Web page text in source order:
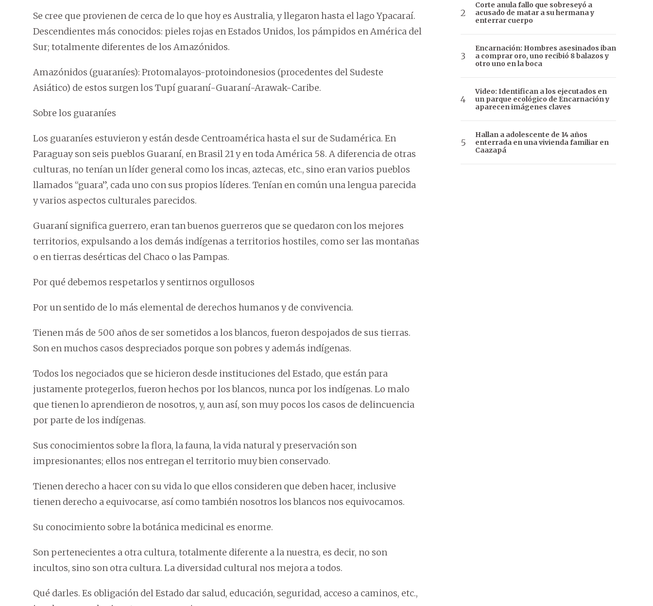
Se cree que provienen de cerca de lo que hoy es Australia, y llegaron hasta el lago Ypacaraí.
Descendientes más conocidos: pieles rojas en Estados Unidos, los pámpidos en América del
Sur; totalmente diferentes de los Amazónidos.
Amazónidos (guaraníes): Protomalayos-protoindonesios (procedentes del Sudeste
Asiático) de estos surgen los Tupí guaraní-Guaraní-Arawak-Caribe.
Sobre los guaraníes
Los guaraníes estuvieron y están desde Centroamérica hasta el sur de Sudamérica. En
Paraguay son seis pueblos Guaraní, en Brasil 21 y en toda América 58. A diferencia de otras
culturas, no tenían un líder general como los incas, aztecas, etc., sino eran varios pueblos
llamados “guara”, cada uno con sus propios líderes. Tenían en común una lengua parecida
y varios aspectos culturales parecidos.
Guaraní significa guerrero, eran tan buenos guerreros que se quedaron con los mejores
territorios, expulsando a los demás indígenas a territorios hostiles, como ser las montañas
o en tierras desérticas del Chaco o las Pampas.
Por qué debemos respetarlos y sentirnos orgullosos
Por un sentido de lo más elemental de derechos humanos y de convivencia.
Tienen más de 500 años de ser sometidos a los blancos, fueron despojados de sus tierras.
Son en muchos casos despreciados porque son pobres y además indígenas.
Todos los negociados que se hicieron desde instituciones del Estado, que están para
justamente protegerlos, fueron hechos por los blancos, nunca por los indígenas. Lo malo
que tienen lo aprendieron de nosotros, y, aun así, son muy pocos los casos de delincuencia
por parte de los indígenas.
Sus conocimientos sobre la flora, la fauna, la vida natural y preservación son
impresionantes; ellos nos entregan el territorio muy bien conservado.
Tienen derecho a hacer con su vida lo que ellos consideren que deben hacer, inclusive
tienen derecho a equivocarse, así como también nosotros los blancos nos equivocamos.
Su conocimiento sobre la botánica medicinal es enorme.
Son pertenecientes a otra cultura, totalmente diferente a la nuestra, es decir, no son
incultos, sino son otra cultura. La diversidad cultural nos mejora a todos.
Qué darles. Es obligación del Estado dar salud, educación, seguridad, acceso a caminos, etc.,
Corte anula fallo que sobreseyó a
acusado de matar a su hermana y
enterrar cuerpo
Encarnación: Hombres asesinados iban
a comprar oro, uno recibió 8 balazos y
otro uno en la boca
Video: Identifican a los ejecutados en
un parque ecológico de Encarnación y
aparecen imágenes claves
Hallan a adolescente de 14 años
enterrada en una vivienda familiar en
Caazapá